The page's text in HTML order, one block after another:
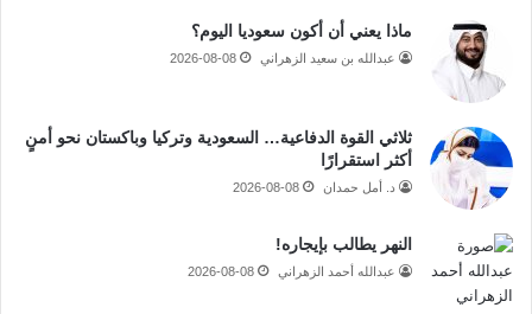
ماذا يعني أن أكون سعوديا اليوم؟
عبدالله بن سعيد الزهراني 2026-08-08
ثلاثي القوة الدفاعية… السعودية وتركيا وباكستان نحو أمنٍ
أكثر استقرارًا
د. أمل حمدان 2026-08-08
النهر يطالب بإيجاره!
عبدالله أحمد الزهراني 2026-08-08